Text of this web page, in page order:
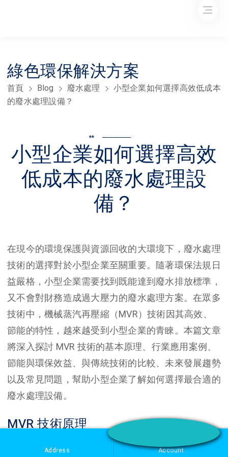
Address Account
綠色環保解決方案
首頁 Blog 廢水處理
小型企業如何選擇高效低成本
的廢水處理設備？
**
小型企業如何選擇高效
低成本的廢水處理設
備？
在現今的環境保護與資源回收的大環境下，廢水處理
技術的選擇對於小型企業至關重要。隨著環保法規日
益嚴格，小型企業需要找到既能達到廢水排放標準，
又不會對財務造成過大壓力的廢水處理方案。在眾多
技術中，機械蒸汽再壓縮（MVR）技術因其高效、
節能的特性，越來越受到小型企業的青睞。本篇文章
將深入探討 MVR 技術的基本原理、行業應用案例、
節能與環保效益、與傳統技術的比較、未來發展趨勢
以及常見問題，幫助小型企業了解如何選擇最合適的
廢水處理設備。
MVR 技術原理
MVR 技術的基本原理